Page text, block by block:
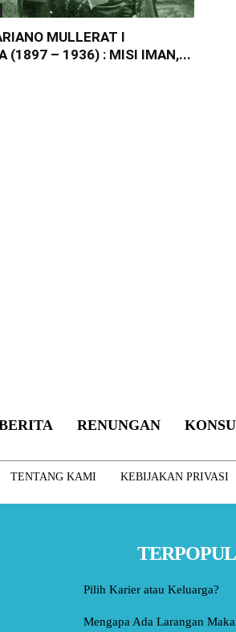
MULLERAT I
(1897 – 1936) : MISI IMAN,...
RENUNGAN
TENTANG KAMI KEBIJAKAN PRIVASI
Pilih Karier atau Keluarga?
Mengapa Ada Larangan